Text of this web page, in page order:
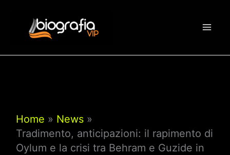
contenuto
Home
News
Tradimento, anticipazioni: il rapimento di
Oylum e la crisi tra Behram e Guzide in